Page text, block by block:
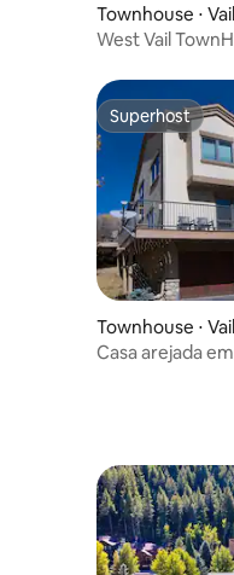
Townhouse ⋅ Vail
West Vail
Superhost
Superhost
Townhouse ⋅ Vail
Casa arejada